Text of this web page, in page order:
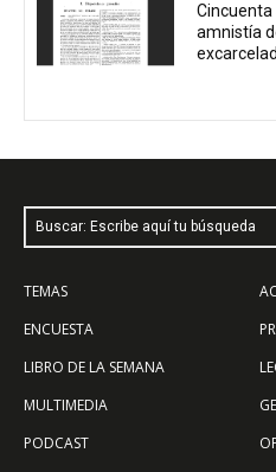
Cincuenta
amnistía
Buscar: Escribe aquí tu búsqueda
TEMAS
ENCUESTA
LIBRO DE LA SEMANA
MULTIMEDIA
PODCAST